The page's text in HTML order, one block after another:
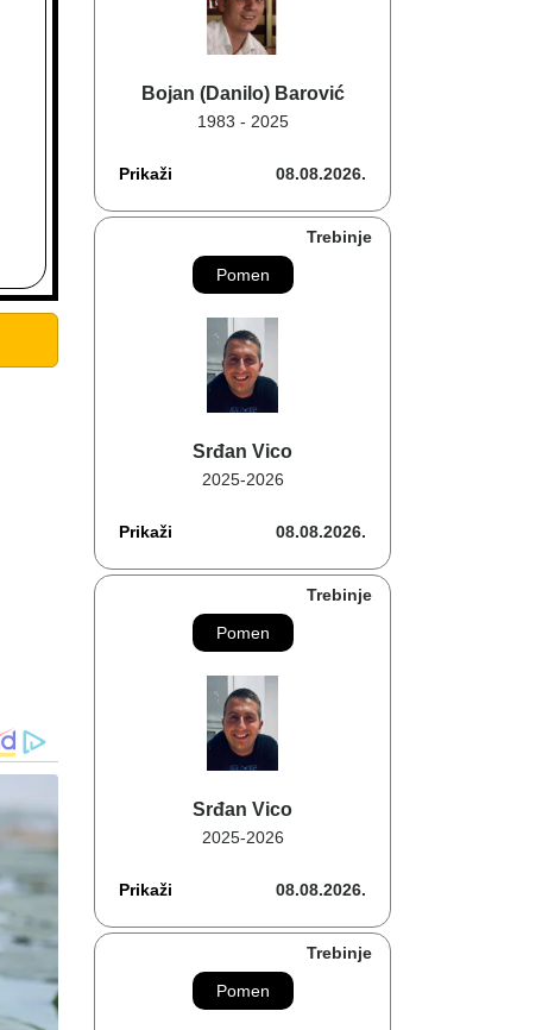
Bojan (Danilo) Barović
1983 - 2025
Prikaži 08.08.2026.
Trebinje
Pomen
Srđan Vico
2025-2026
Prikaži 08.08.2026.
Trebinje
Pomen
Srđan Vico
2025-2026
Prikaži 08.08.2026.
Trebinje
Pomen